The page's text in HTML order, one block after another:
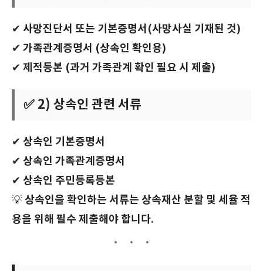
✔ 사망진단서 또는 기본증명서(사망사실 기재된 것)
✔ 가족관계증명서 (상속인 확인용)
✔ 제적등본 (과거 가족관계 확인 필요 시 제출)
✅ 2) 상속인 관련 서류
✔ 상속인 기본증명서
✔ 상속인 가족관계증명서
✔ 상속인 주민등록등본
💡상속인을 확인하는 서류는 상속재산 분할 및 세율 적
용을 위해 필수 제출해야 합니다.